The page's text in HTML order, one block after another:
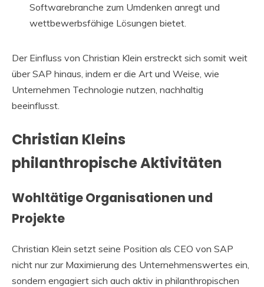
Softwarebranche zum Umdenken anregt und
wettbewerbsfähige Lösungen bietet.
Der Einfluss von Christian Klein erstreckt sich somit weit
über SAP hinaus, indem er die Art und Weise, wie
Unternehmen Technologie nutzen, nachhaltig
beeinflusst.
Christian Kleins
philanthropische Aktivitäten
Wohltätige Organisationen und
Projekte
Christian Klein setzt seine Position als CEO von SAP
nicht nur zur Maximierung des Unternehmenswertes ein,
sondern engagiert sich auch aktiv in philanthropischen